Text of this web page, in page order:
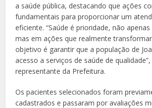
a saúde pública, destacando que ações
fundamentais para proporcionar um
eficiente. “Saúde é prioridade, não
mas em ações que realmente
objetivo é garantir que a população de
acesso a serviços de saúde de
representante da Prefeitura.
Os pacientes selecionados foram
cadastrados e passaram por avaliações